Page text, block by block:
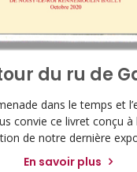
du ru de
dans le temps et
convie ce livret conçu à
de notre dernière
En savoir plus